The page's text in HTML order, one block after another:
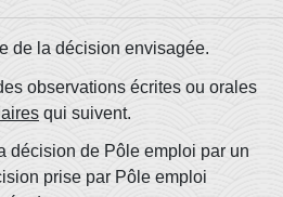
de la décision envisagée.
observations écrites ou orales
qui suivent.
décision de Pôle emploi par un
prise par Pôle emploi